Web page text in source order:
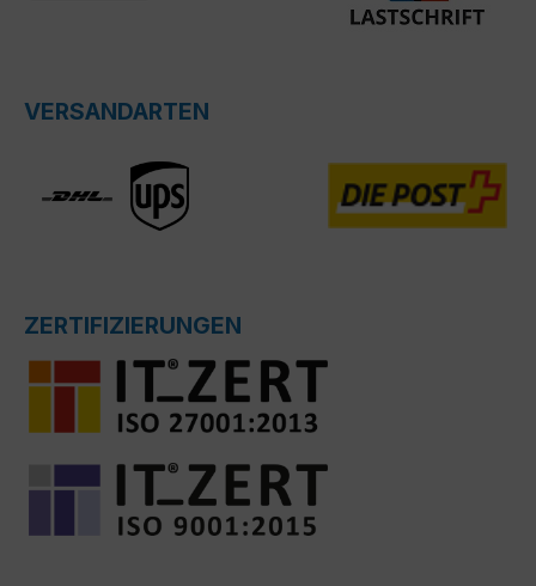
VERSANDARTEN
ZERTIFIZIERUNGEN